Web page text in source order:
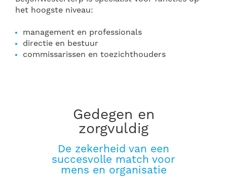
het hoogste niveau:
management en professionals
directie en bestuur
commissarissen en toezichthouders
Gedegen en
zorgvuldig
De zekerheid van een
succesvolle match voor
mens en organisatie